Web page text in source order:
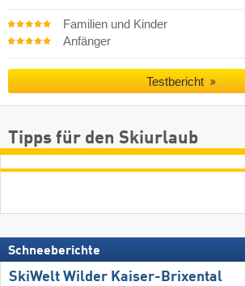
Familien und Kinder
Anfänger
Testbericht
Tipps für den Skiurlaub
Schneeberichte
SkiWelt Wilder Kaiser-Brixental